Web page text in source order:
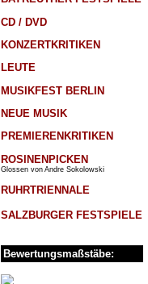
CD / DVD
KONZERTKRITIKEN
LEUTE
MUSIKFEST BERLIN
NEUE MUSIK
PREMIERENKRITIKEN
ROSINENPICKEN
Glossen von Andre Sokolowski
RUHRTRIENNALE
SALZBURGER FESTSPIELE
Bewertungsmaßstäbe: